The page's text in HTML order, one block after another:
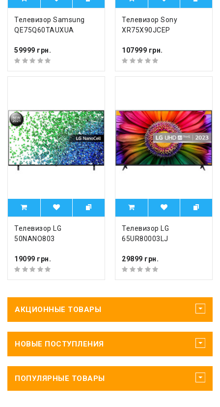
Телевизор Samsung
QE75Q60TAUXUA
59999 грн.
Телевизор Sony
XR75X90JCEP
107999 грн.
Телевизор LG
50NANO803
19099 грн.
Телевизор LG
65UR80003LJ
29899 грн.
АКЦИОННЫЕ ТОВАРЫ
НОВЫЕ ПОСТУПЛЕНИЯ
ПОПУЛЯРНЫЕ ТОВАРЫ